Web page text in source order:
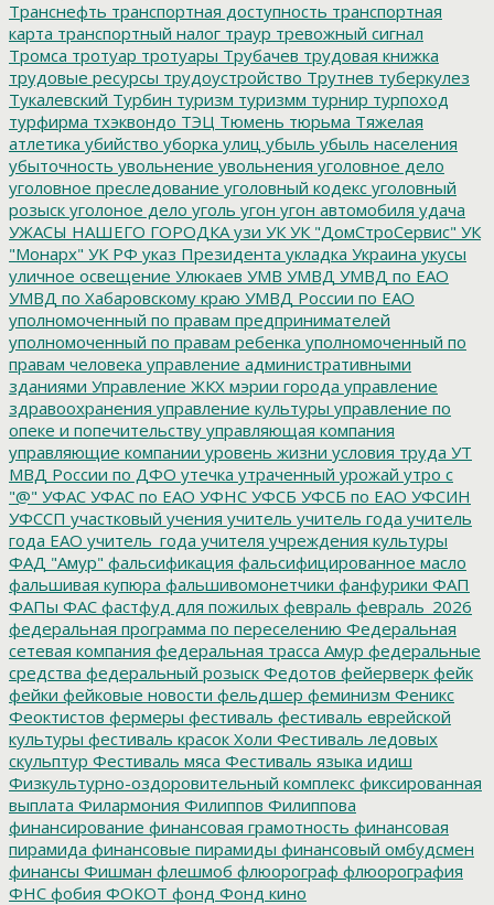
Транснефть транспортная доступность транспортная
карта транспортный налог траур тревожный сигнал
Тромса тротуар тротуары Трубачев трудовая книжка
трудовые ресурсы трудоустройство Трутнев туберкулез
Тукалевский Турбин туризм туризмм турнир турпоход
турфирма тхэквондо ТЭЦ Тюмень тюрьма Тяжелая
атлетика убийство уборка улиц убыль убыль населения
убыточность увольнение увольнения уголовное дело
уголовное преследование уголовный кодекс уголовный
розыск уголоное дело уголь угон угон автомобиля удача
УЖАСЫ НАШЕГО ГОРОДКА узи УК УК "ДомСтроСервис" УК
"Монарх" УК РФ указ Президента укладка Украина укусы
уличное освещение Улюкаев УМВ УМВД УМВД по ЕАО
УМВД по Хабаровскому краю УМВД России по ЕАО
уполномоченный по правам предпринимателей
уполномоченный по правам ребенка уполномоченный по
правам человека управление административными
зданиями Управление ЖКХ мэрии города управление
здравоохранения управление культуры управление по
опеке и попечительству управляющая компания
управляющие компании уровень жизни условия труда УТ
МВД России по ДФО утечка утраченный урожай утро с
"@" УФАС УФАС по ЕАО УФНС УФСБ УФСБ по ЕАО УФСИН
УФССП участковый учения учитель учитель года учитель
года ЕАО учитель_года учителя учреждения культуры
ФАД "Амур" фальсификация фальсифицированное масло
фальшивая купюра фальшивомонетчики фанфурики ФАП
ФАПы ФАС фастфуд для пожилых февраль февраль_2026
федеральная программа по переселению Федеральная
сетевая компания федеральная трасса Амур федеральные
средства федеральный розыск Федотов фейерверк фейк
фейки фейковые новости фельдшер феминизм Феникс
Феоктистов фермеры фестиваль фестиваль еврейской
культуры фестиваль красок Холи Фестиваль ледовых
скульптур Фестиваль мяса Фестиваль языка идиш
Физкультурно-оздоровительный комплекс фиксированная
выплата Филармония Филиппов Филиппова
финансирование финансовая грамотность финансовая
пирамида финансовые пирамиды финансовый омбудсмен
финансы Фишман флешмоб флюорограф флюорография
ФНС фобия ФОКОТ фонд Фонд кино